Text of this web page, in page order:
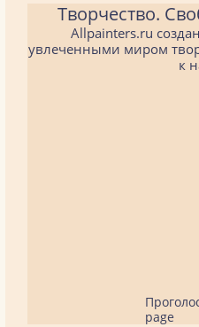
Творчество.
Allpainters.ru
увлеченными миром
к
page